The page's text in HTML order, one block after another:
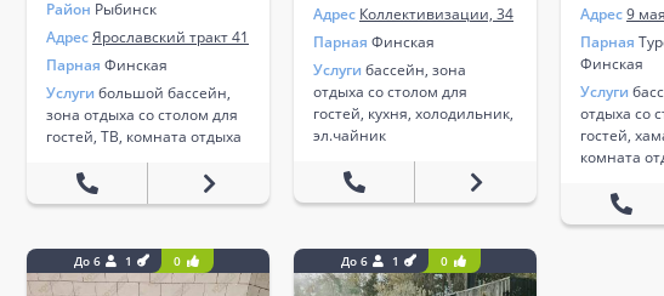
Район Рыбинск
АдресЯрославский тракт 41
Парная Финская
Услуги большой бассейн,
зона отдыха со столом для
гостей, ТВ, комната отдыха
Адрес Коллективизации, 34
Парная Финская
Услуги бассейн, зона
отдыха со столом для
гостей, кухня, холодильник,
эл.чайник
Адрес9
Парная
Финская
Услуги
отдыха со
гостей,
комната
До 6 1 0 До 6 1 0